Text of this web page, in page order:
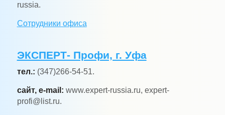
russia.
Сотрудники офиса
ЭКСПЕРТ- Профи, г. Уфа
тел.: (347)266-54-51.
сайт, e-mail: www.expert-russia.ru, expert-
profi@list.ru.